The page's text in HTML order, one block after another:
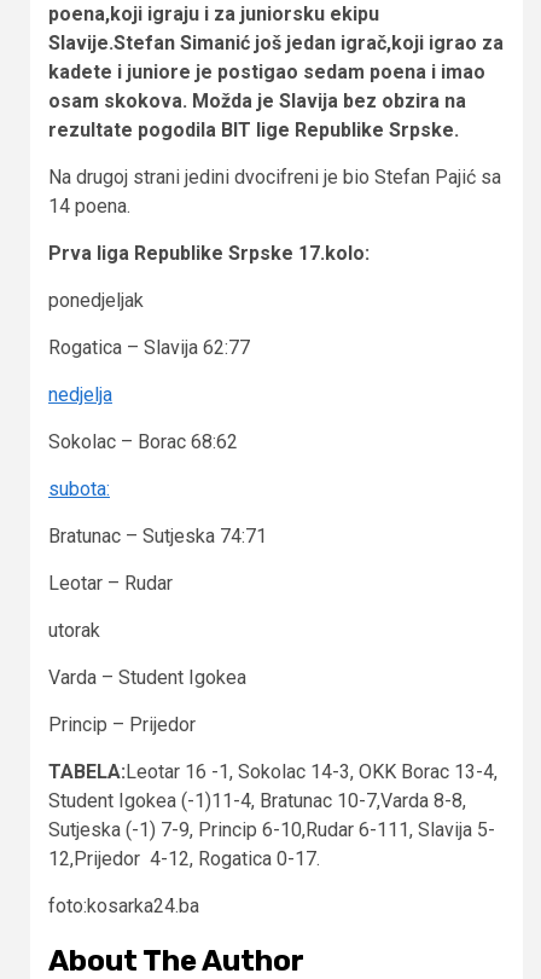
poena,koji igraju i za juniorsku ekipu
Slavije.Stefan Simanić još jedan igrač,koji igrao za
kadete i juniore je postigao sedam poena i imao
osam skokova. Možda je Slavija bez obzira na
rezultate pogodila BIT lige Republike Srpske.
Na drugoj strani jedini dvocifreni je bio Stefan Pajić sa
14 poena.
Prva liga Republike Srpske 17.kolo:
ponedjeljak
Rogatica – Slavija 62:77
nedjelja
Sokolac – Borac 68:62
subota:
Bratunac – Sutjeska 74:71
Leotar – Rudar
utorak
Varda – Student Igokea
Princip – Prijedor
TABELA:Leotar 16 -1, Sokolac 14-3, OKK Borac 13-4,
Student Igokea (-1)11-4, Bratunac 10-7,Varda 8-8,
Sutjeska (-1) 7-9, Princip 6-10,Rudar 6-111, Slavija 5-
12,Prijedor 4-12, Rogatica 0-17.
foto:kosarka24.ba
About The Author